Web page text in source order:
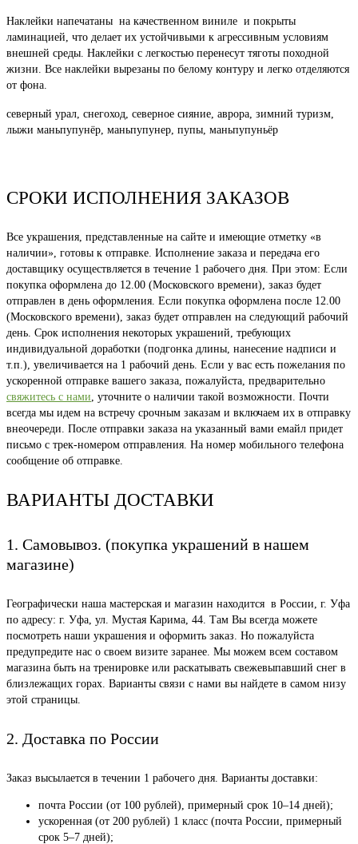
Наклейки напечатаны на качественном виниле и покрыты
ламинацией, что делает их устойчивыми к агрессивным условиям
внешней среды. Наклейки с легкостью перенесут тяготы походной
жизни. Все наклейки вырезаны по белому контуру и легко отделяются
от фона.
северный урал, снегоход, северное сияние, аврора, зимний туризм,
лыжи маньпупунёр, маньпупунер, пупы, маньпупуньёр
СРОКИ ИСПОЛНЕНИЯ ЗАКАЗОВ
Все украшения, представленные на сайте и имеющие отметку «в
наличии», готовы к отправке. Исполнение заказа и передача его
доставщику осуществляется в течение 1 рабочего дня. При этом: Если
покупка оформлена до 12.00 (Московского времени), заказ будет
отправлен в день оформления. Если покупка оформлена после 12.00
(Московского времени), заказ будет отправлен на следующий рабочий
день. Срок исполнения некоторых украшений, требующих
индивидуальной доработки (подгонка длины, нанесение надписи и
т.п.), увеличивается на 1 рабочий день. Если у вас есть пожелания по
ускоренной отправке вашего заказа, пожалуйста, предварительно
свяжитесь с нами, уточните о наличии такой возможности. Почти
всегда мы идем на встречу срочным заказам и включаем их в отправку
внеочереди. После отправки заказа на указанный вами емайл придет
письмо с трек-номером отправления. На номер мобильного телефона
сообщение об отправке.
ВАРИАНТЫ ДОСТАВКИ
1. Самовывоз. (покупка украшений в нашем
магазине)
Географически наша мастерская и магазин находится в России, г. Уфа
по адресу: г. Уфа, ул. Мустая Карима, 44. Там Вы всегда можете
посмотреть наши украшения и оформить заказ. Но пожалуйста
предупредите нас о своем визите заранее. Мы можем всем составом
магазина быть на тренировке или раскатывать свежевыпавший снег в
близлежащих горах. Варианты связи с нами вы найдете в самом низу
этой страницы.
2. Доставка по России
Заказ высылается в течении 1 рабочего дня. Варианты доставки:
почта России (от 100 рублей), примерный срок 10–14 дней);
ускоренная (от 200 рублей) 1 класс (почта России, примерный
срок 5–7 дней);